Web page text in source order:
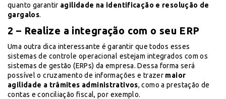
quanto garantir agilidade na identificação e resolução de
gargalos.
2 – Realize a integração com o seu ERP
Uma outra dica interessante é garantir que todos esses
sistemas de controle operacional estejam integrados com os
sistemas de gestão (ERPs) da empresa. Dessa forma será
possível o cruzamento de informações e trazer maior
agilidade a trâmites administrativos, como a prestação de
contas e conciliação fiscal, por exemplo.